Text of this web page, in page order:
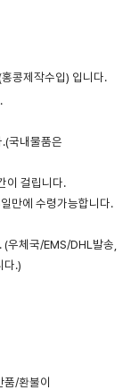
콩제작수입) 입니다.
국내물품은
이 걸립니다.
만에 수령가능합니다.
우체국/EMS/DHL발송,
다.)
품/환불이